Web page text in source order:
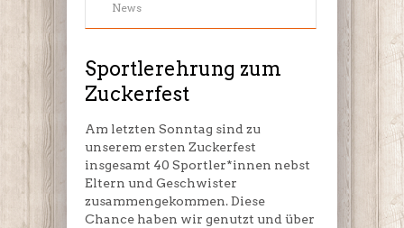
Zuckerfest
News
Sportlerehrung zum
Zuckerfest
Am letzten Sonntag sind zu
unserem ersten Zuckerfest
insgesamt 40 Sportler*innen nebst
Eltern und Geschwister
zusammengekommen. Diese
Chance haben wir genutzt und über